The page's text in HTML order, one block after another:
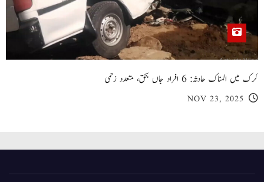
کرک میں المناک حادثہ: 6 افراد جاں بحق، متعدد زخمی
NOV 23, 2025